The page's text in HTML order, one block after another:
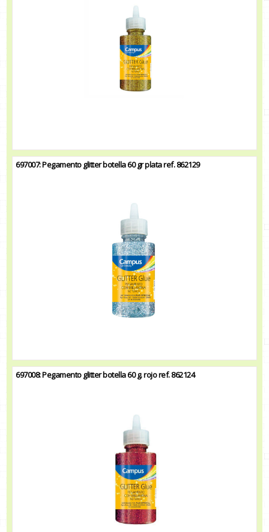
697007: Pegamento glitter botella 60 gr plata ref. 862129
697008: Pegamento glitter botella 60 g. rojo ref. 862124